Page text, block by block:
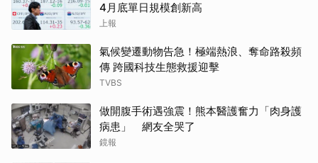
4月底單日規模創新高
上報
氣候變遷動物告急！極端熱浪、奪命路殺頻
傳 跨國科技生態救援迎擊
TVBS
做開腹手術遇強震！熊本醫護奮力「肉身護
病患」 網友全哭了
鏡報